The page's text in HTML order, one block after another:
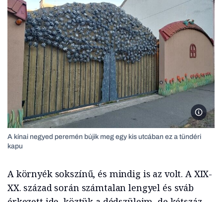
A
A kínai negyed peremén bújik meg egy kis utcában ez a tündéri
kapu
A környék sokszínű, és mindig is az volt. A XIX-
XX. század során számtalan lengyel és sváb